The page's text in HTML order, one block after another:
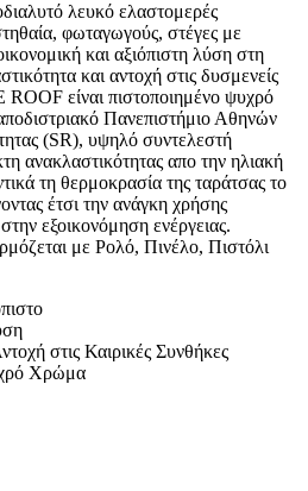
λευκό ελαστομερές
φωταγωγούς, στέγες με
και αξιόπιστη λύση στη
και αντοχή στις δυσμενείς
είναι πιστοποιημένο ψυχρό
Πανεπιστήμιο Αθηνών
(SR), υψηλό συντελεστή
ανακλαστικότητας απο την ηλιακή
τη θερμοκρασία της ταράτσας το
έτσι την ανάγκη χρήσης
εξοικονόμηση ενέργειας.
με Ρολό, Πινέλο, Πιστόλι
στις Καιρικές Συνθήκες
Χρώμα